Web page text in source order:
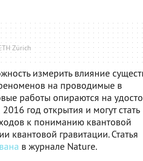
Zürich
измерить влияние
на проводимые в
работы опираются на
год открытия и могут стать
к пониманию квантовой
квантовой гравитации. Статья
в журнале Nature.